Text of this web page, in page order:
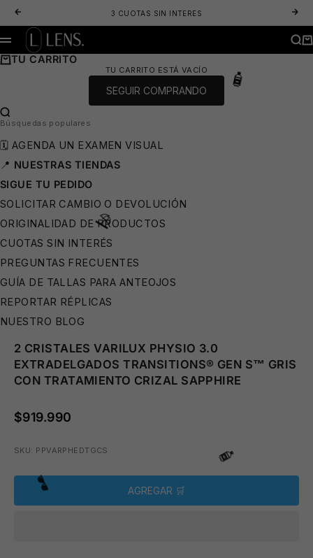
ANTERIOR
3 CUOTAS SIN INTERES
LENS. OPTICA ONLINE - LENTES DE SOL Y ANTEOJOS ÓPTICOS
MENÚ
TU CARRITO
TU CARRITO ESTÁ VACÍO
SEGUIR COMPRANDO
BUSCAR…
Búsquedas populares
🗓️ AGENDA UN EXAMEN VISUAL
📍 NUESTRAS TIENDAS
SIGUE TU PEDIDO
SOLICITAR CAMBIO O DEVOLUCIÓN
ORIGINALIDAD DE PRODUCTOS
CUOTAS SIN INTERÉS
PREGUNTAS FRECUENTES
GUÍA DE TALLAS PARA ANTEOJOS
REPORTAR RÉPLICAS
NUESTRO BLOG
2 CRISTALES VARILUX PHYSIO 3.0
EXTRADELGADOS TRANSITIONS® GEN S™ GRIS
CON TRATAMIENTO CRIZAL SAPPHIRE
$919.990
SKU: PPVARPHEDTGCS
AGREGAR 🛒
⛱️
⛱️